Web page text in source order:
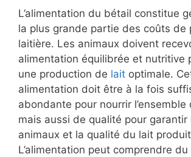
L’alimentation du bétail constitue
la plus grande partie des coûts de
laitière. Les animaux doivent
alimentation équilibrée et nutritive
une production de lait optimale.
alimentation doit être à la fois
abondante pour nourrir l’ensemble
mais aussi de qualité pour garantir
animaux et la qualité du lait
L’alimentation peut comprendre